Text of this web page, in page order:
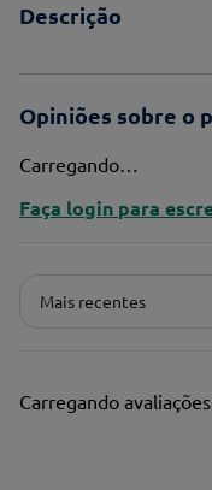
Descrição
Opiniões sobre o
Carregando…
Faça login para
Mais recentes
Carregando